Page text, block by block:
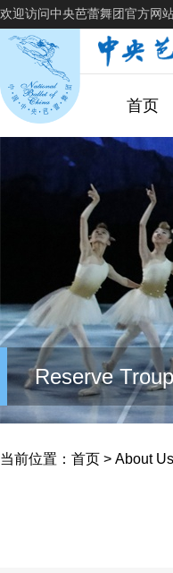
欢迎访问中央芭蕾舞团官方网站
首页
Reserve
当前位置： 首页 > About Us